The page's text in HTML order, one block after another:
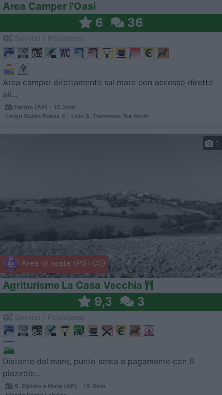
Area Camper l'Oasi
6 36
Area camper direttamente sul mare con accesso diretto
all...
Fermo (AP) - 15.2km
Largo Guido Rossa 4 - Lido S. Tommaso Tre Archi
Area di sosta (PS+CS)
1
Agriturismo La Casa Vecchia
9,3 3
Distante dal mare, punto sosta a pagamento con 6
piazzole...
S. Elpidio a Mare (AP) - 15.8km